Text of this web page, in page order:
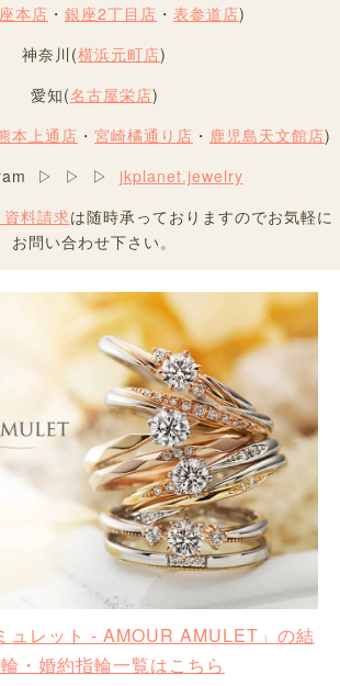
本店 ・ 銀座2丁目店 ・ 表参道店)
神奈川(横浜元町店)
愛知(名古屋栄店)
本上通店 ・ 宮崎橘通り店 ・ 鹿児島天文館店)
▷ ▷ ▷ jkplanet.jewelry
料請求は随時承っておりますのでお気軽に
お問い合わせ下さい。
ュレット - AMOUR AMULET」の結
・婚約指輪一覧はこちら